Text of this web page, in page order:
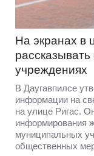
На экранах в
учреждениях
В Даугавпилсе
информации на
на улице Ригас.
информирования
муниципальных
общественных